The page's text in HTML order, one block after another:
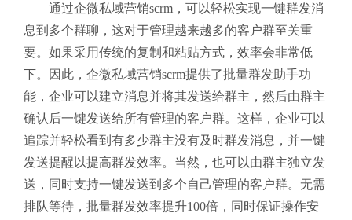
通过企微私域营销scrm，可以轻松实现一键群发消
息到多个群聊，这对于管理越来越多的客户群至关重
要。如果采用传统的复制和粘贴方式，效率会非常低
下。因此，企微私域营销scrm提供了批量群发助手功
能，企业可以建立消息并将其发送给群主，然后由群主
确认后一键发送给所有管理的客户群。这样，企业可以
追踪并轻松看到有多少群主没有及时群发消息，并一键
发送提醒以提高群发效率。当然，也可以由群主独立发
送，同时支持一键发送到多个自己管理的客户群。无需
排队等待，批量群发效率提升100倍，同时保证操作安